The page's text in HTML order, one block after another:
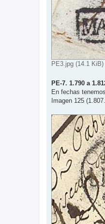
PE3.jpg (14.1
PE-7. 1.790 a
En fechas
Imagen 125